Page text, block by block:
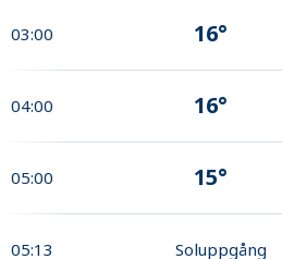
03:00 16°
04:00 16°
05:00 15°
05:13 Soluppgång